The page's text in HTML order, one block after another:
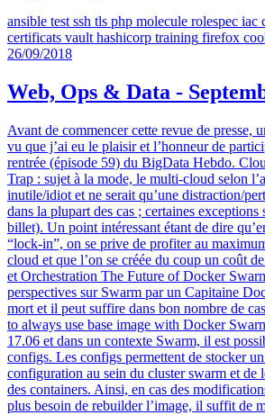
ansible test ssh tls php molecule rolespec iac
certificats vault hashicorp training firefox
26/09/2018
Web, Ops & Data -
Avant de commencer cette revue de presse,
vu que j’ai eu le plaisir et l’honneur de
rentrée (épisode 59) du BigData Hebdo.
Trap : sujet à la mode, le multi-cloud selon
inutile/idiot et ne serait qu’une distraction/
dans la plupart des cas ; certaines exceptions
billet). Un point intéressant étant de dire
“lock-in”, on se prive de profiter au
cloud et que l’on se créée du coup un coût
et Orchestration The Future of Docker
perspectives sur Swarm par un Capitaine
mort et il peut suffire dans bon nombre de
to always use base image with Docker
17.06 et dans un contexte Swarm, il est
configs. Les configs permettent de stocker
configuration au sein du cluster swarm et de
des containers. Ainsi, en cas des
plus besoin de rebuilder l’image, il suffit de